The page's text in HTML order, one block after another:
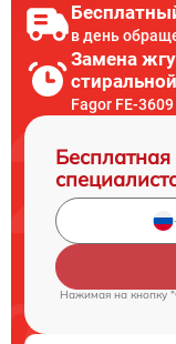
в день
Замена
Fagor FE-
Нажимая на кнопку